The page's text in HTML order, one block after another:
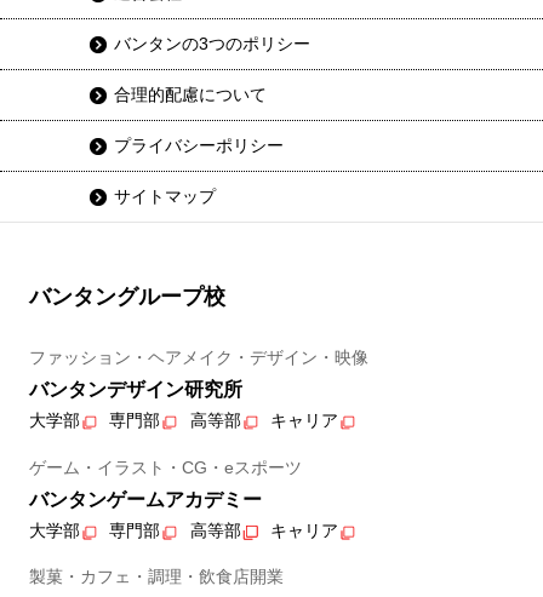
バンタンの3つのポリシー
合理的配慮について
プライバシーポリシー
サイトマップ
バンタングループ校
ファッション・ヘアメイク・デザイン・映像
バンタンデザイン研究所
大学部 専門部 高等部 キャリア
ゲーム・イラスト・CG・eスポーツ
バンタンゲームアカデミー
大学部 専門部 高等部 キャリア
製菓・カフェ・調理・飲食店開業